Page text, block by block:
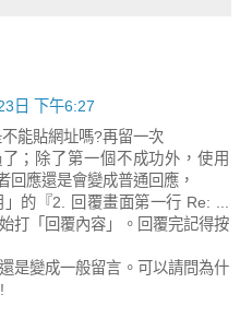
日 下午6:27
能貼網址嗎?再留一次
；除了第一個不成功外，使用
回應還是會變成普通回應，
的『2. 回覆畫面第一行 Re: ...
打「回覆內容」。回覆完記得按
是變成一般留言。可以請問為什